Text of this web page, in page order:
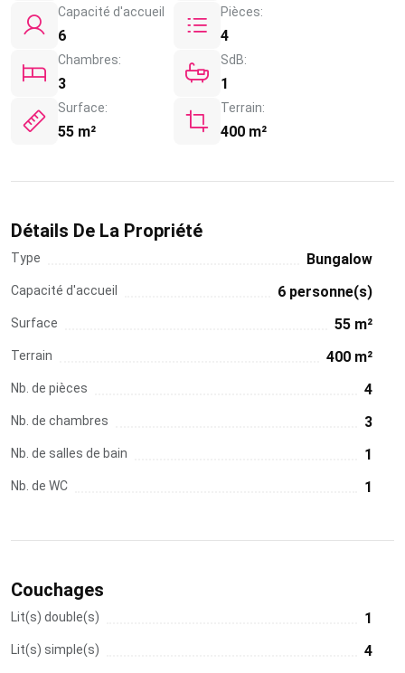
Capacité d'accueil
6
Pièces:
4
Chambres:
3
SdB:
1
Surface:
55 m²
Terrain:
400 m²
Détails De La Propriété
Type Bungalow
Capacité d'accueil 6 personne(s)
Surface 55 m²
Terrain 400 m²
Nb. de pièces 4
Nb. de chambres 3
Nb. de salles de bain 1
Nb. de WC 1
Couchages
Lit(s) double(s) 1
Lit(s) simple(s) 4